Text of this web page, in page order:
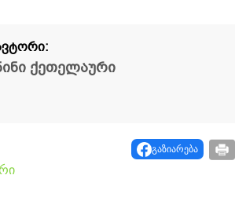
ქეთელაური
გაზიარება